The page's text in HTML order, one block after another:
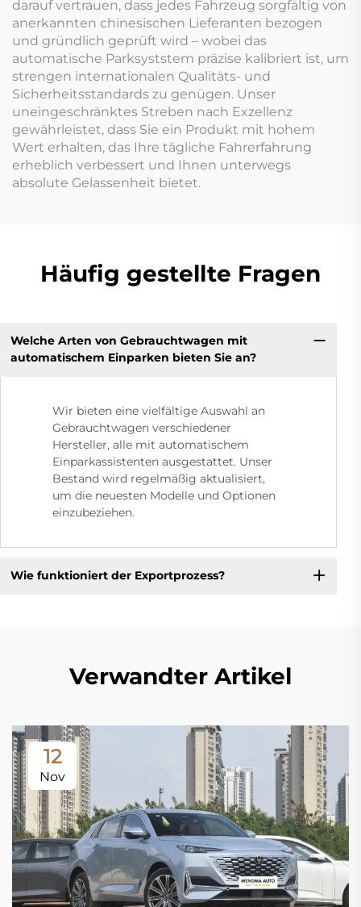
darauf vertrauen, dass jedes Fahrzeug sorgfältig von
anerkannten chinesischen Lieferanten bezogen
und gründlich geprüft wird – wobei das
automatische Parksyststem präzise kalibriert ist, um
strengen internationalen Qualitäts- und
Sicherheitsstandards zu genügen. Unser
uneingeschränktes Streben nach Exzellenz
gewährleistet, dass Sie ein Produkt mit hohem
Wert erhalten, das Ihre tägliche Fahrerfahrung
erheblich verbessert und Ihnen unterwegs
absolute Gelassenheit bietet.
Häufig gestellte Fragen
Welche Arten von Gebrauchtwagen mit
automatischem Einparken bieten Sie an?
Wir bieten eine vielfältige Auswahl an
Gebrauchtwagen verschiedener
Hersteller, alle mit automatischem
Einparkassistenten ausgestattet. Unser
Bestand wird regelmäßig aktualisiert,
um die neuesten Modelle und Optionen
einzubeziehen.
Wie funktioniert der Exportprozess?
Verwandter Artikel
12
Nov